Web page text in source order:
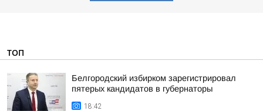
ТОП
Белгородский избирком зарегистрировал
пятерых кандидатов в губернаторы
18:42